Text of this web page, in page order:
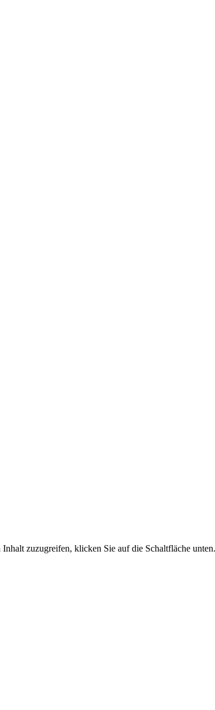
zuzugreifen, klicken Sie auf die Schaltfläche